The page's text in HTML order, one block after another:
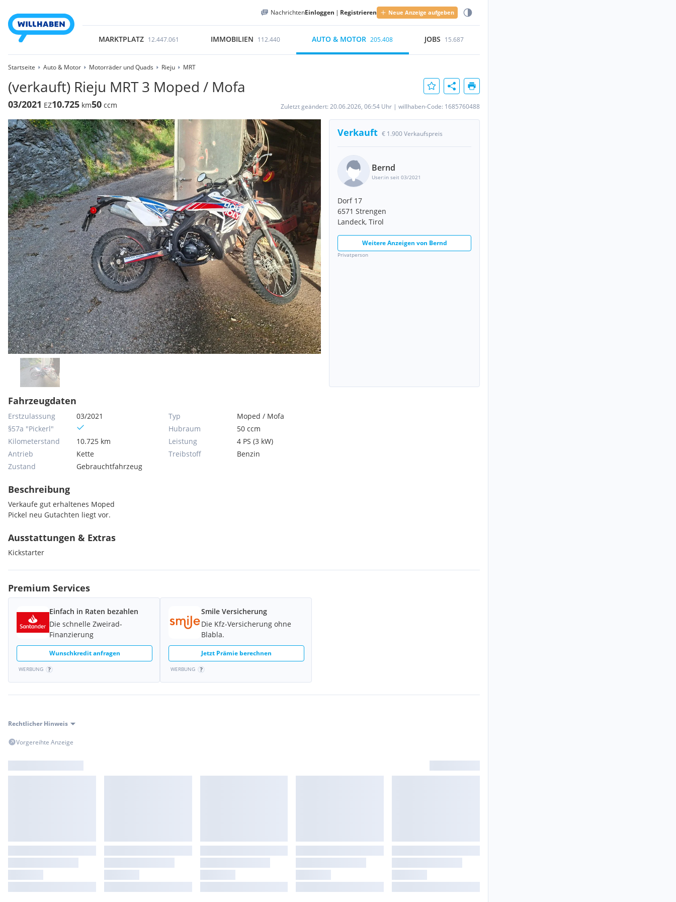
NachrichtenEinloggen | Registrieren Neue Anzeige aufgeben
MARKTPLATZ 12.447.061 IMMOBILIEN 112.440 AUTO & MOTOR 205.408 JOBS 15.687
Startseite Auto & Motor Motorräder und Quads Rieju MRT
(verkauft) Rieju MRT 3 Moped / Mofa
03/2021 EZ10.725 km50 ccm Zuletzt geändert: 20.06.2026, 06:54 Uhr | willhaben-Code: 1685760488
Verkauft € 1.900 Verkaufspreis
Bernd
User:in seit 03/2021
Dorf 17
6571 Strengen
Landeck, Tirol
Weitere Anzeigen von Bernd
Privatperson
Fahrzeugdaten
Erstzulassung
03/2021
§57a "Pickerl"
Kilometerstand
10.725 km
Antrieb
Kette
Zustand
Gebrauchtfahrzeug
Typ
Moped / Mofa
Hubraum
50 ccm
Leistung
4 PS (3 kW)
Treibstoff
Benzin
Beschreibung
Verkaufe gut erhaltenes Moped
Pickel neu Gutachten liegt vor.
Ausstattungen & Extras
Kickstarter
Premium Services
Einfach in Raten bezahlen
Die schnelle Zweirad-
Finanzierung
Wunschkredit anfragen
WERBUNG
Smile Versicherung
Die Kfz-Versicherung ohne
Blabla.
Jetzt Prämie berechnen
WERBUNG
Rechtlicher Hinweis
Vorgereihte Anzeige